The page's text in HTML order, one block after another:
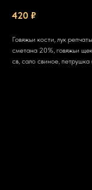
420 ₽
Говяжьи кости, лук
сметана 20%, говяжьи
св, сало свиное,